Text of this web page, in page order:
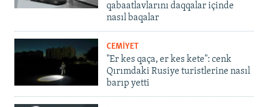
qabaatlavlarını daqqalar içinde
nasıl baqalar
CEMİYET
"Er kes qaça, er kes kete": cenk
Qırımdaki Rusiye turistlerine nasıl
barıp yetti